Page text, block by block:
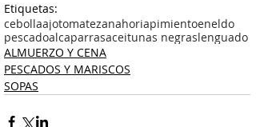
Etiquetas:
cebollaajotomatezanahoriapimientoeneldo
pescadoalcaparrasaceitunas negraslenguado
ALMUERZO Y CENA
PESCADOS Y MARISCOS
SOPAS